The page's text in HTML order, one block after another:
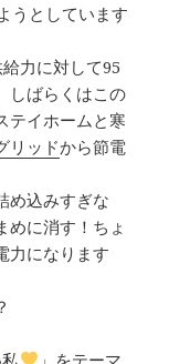
うとしています
力に対して95
しばらくはこの
テイホームと寒
リッドから節電
め込みすぎな
めに消す！ちょ
力になります
」をテーマ